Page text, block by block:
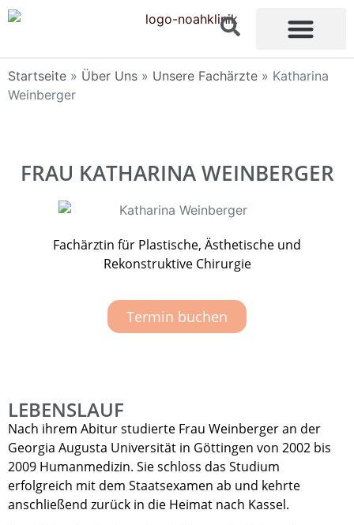
springen
Startseite » Über Uns » Unsere Fachärzte » Katharina
Weinberger
FRAU KATHARINA WEINBERGER
Fachärztin für Plastische, Ästhetische und
Rekonstruktive Chirurgie
Termin buchen
LEBENSLAUF
Nach ihrem Abitur studierte Frau Weinberger an der
Georgia Augusta Universität in Göttingen von 2002 bis
2009 Humanmedizin. Sie schloss das Studium
erfolgreich mit dem Staatsexamen ab und kehrte
anschließend zurück in die Heimat nach Kassel.